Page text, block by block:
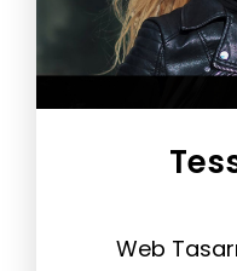
Web